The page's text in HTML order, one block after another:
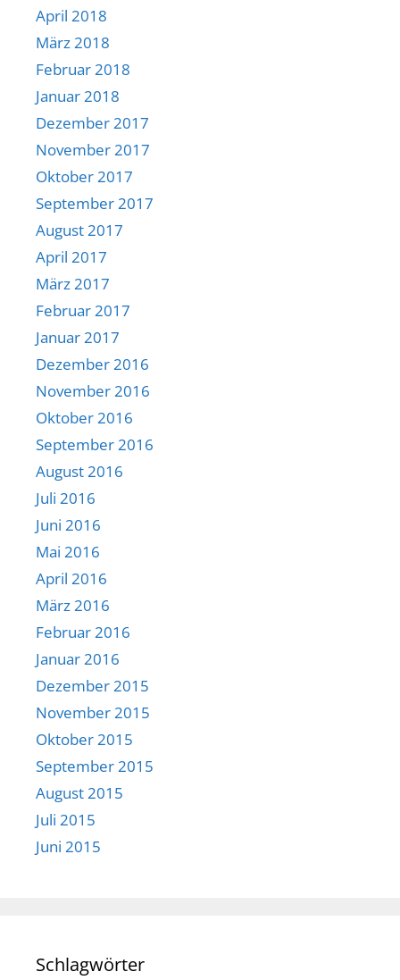
April 2018
März 2018
Februar 2018
Januar 2018
Dezember 2017
November 2017
Oktober 2017
September 2017
August 2017
April 2017
März 2017
Februar 2017
Januar 2017
Dezember 2016
November 2016
Oktober 2016
September 2016
August 2016
Juli 2016
Juni 2016
Mai 2016
April 2016
März 2016
Februar 2016
Januar 2016
Dezember 2015
November 2015
Oktober 2015
September 2015
August 2015
Juli 2015
Juni 2015
Schlagwörter